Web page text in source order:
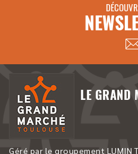
LE GRAND
Géré par le groupement LUMIN